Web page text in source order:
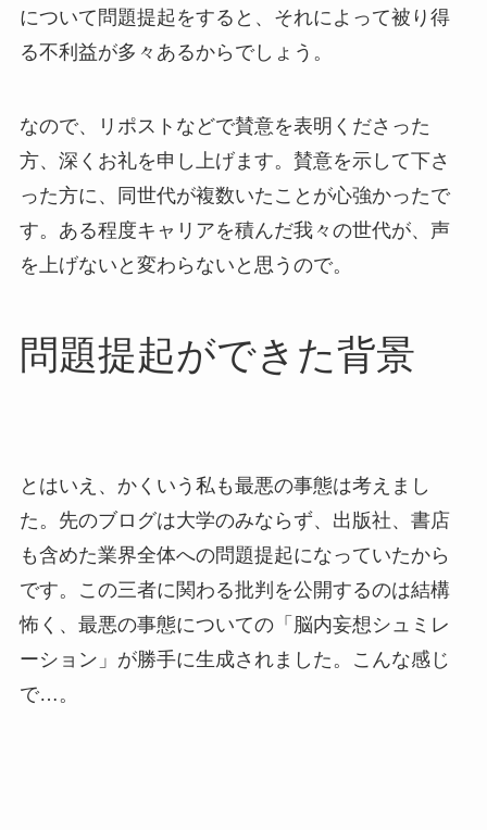
について問題提起をすると、それによって被り得
る不利益が多々あるからでしょう。
なので、リポストなどで賛意を表明くださった
方、深くお礼を申し上げます。賛意を示して下さ
った方に、同世代が複数いたことが心強かったで
す。ある程度キャリアを積んだ我々の世代が、声
を上げないと変わらないと思うので。
問題提起ができた背景
とはいえ、かくいう私も最悪の事態は考えまし
た。先のブログは大学のみならず、出版社、書店
も含めた業界全体への問題提起になっていたから
です。この三者に関わる批判を公開するのは結構
怖く、最悪の事態についての「脳内妄想シュミレ
ーション」が勝手に生成されました。こんな感じ
で…。